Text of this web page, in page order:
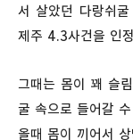
서 살았던 다랑쉬
제주 4.3사건을 인
그때는 몸이 꽤 슬
굴 속으로 들어갈
올때 몸이 끼어서